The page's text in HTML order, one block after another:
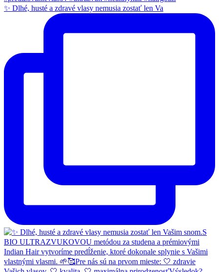
✨ Dlhé, husté a zdravé vlasy nemusia zostať len Va